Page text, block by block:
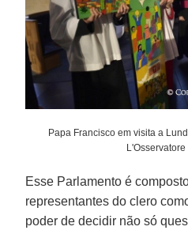
Papa Francisco em visita a
Esse Parlamento é
representantes do clero
poder de decidir não só